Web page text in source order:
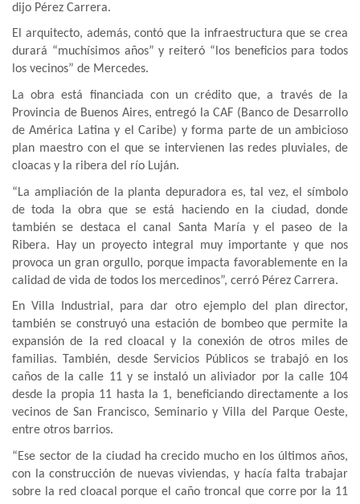
dijo Pérez Carrera.
El arquitecto, además, contó que la infraestructura que se crea
durará “muchísimos años” y reiteró “los beneficios para todos
los vecinos” de Mercedes.
La obra está financiada con un crédito que, a través de la
Provincia de Buenos Aires, entregó la CAF (Banco de Desarrollo
de América Latina y el Caribe) y forma parte de un ambicioso
plan maestro con el que se intervienen las redes pluviales, de
cloacas y la ribera del río Luján.
“La ampliación de la planta depuradora es, tal vez, el símbolo
de toda la obra que se está haciendo en la ciudad, donde
también se destaca el canal Santa María y el paseo de la
Ribera. Hay un proyecto integral muy importante y que nos
provoca un gran orgullo, porque impacta favorablemente en la
calidad de vida de todos los mercedinos”, cerró Pérez Carrera.
En Villa Industrial, para dar otro ejemplo del plan director,
también se construyó una estación de bombeo que permite la
expansión de la red cloacal y la conexión de otros miles de
familias. También, desde Servicios Públicos se trabajó en los
caños de la calle 11 y se instaló un aliviador por la calle 104
desde la propia 11 hasta la 1, beneficiando directamente a los
vecinos de San Francisco, Seminario y Villa del Parque Oeste,
entre otros barrios.
“Ese sector de la ciudad ha crecido mucho en los últimos años,
con la construcción de nuevas viviendas, y hacía falta trabajar
sobre la red cloacal porque el caño troncal que corre por la 11